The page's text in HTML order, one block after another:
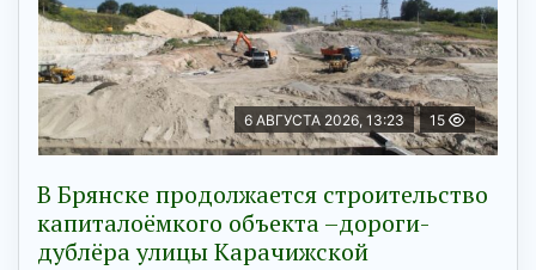
6 АВГУСТА 2026, 13:23 15
В Брянске продолжается строительство
капиталоёмкого объекта –дороги-
дублёра улицы Карачижской